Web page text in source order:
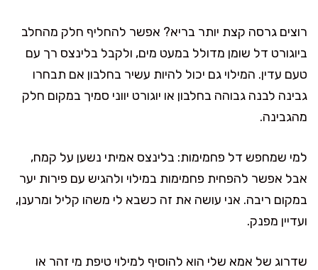
רוצים גרסה קצת יותר בריא? אפשר להחליף חלק מהחלב
ביוגורט דל שומן מדולל במעט מים, ולקבל בלינצס רך עם
טעם עדין. המילוי גם יכול להיות עשיר בחלבון אם תבחרו
גבינה לבנה גבוהה בחלבון או יוגורט יווני סמיך במקום חלק
מהגבינה.
למי שמחפש דל פחמימות: בלינצס אמיתי נשען על קמח,
אבל אפשר להפחית פחמימות במילוי ולהגיש עם פירות יער
במקום ריבה. אני עושה את זה כשבא לי משהו קליל ומרענן,
ועדיין מפנק.
שדרוג של אמא שלי הוא להוסיף למילוי טיפת מי זהר או